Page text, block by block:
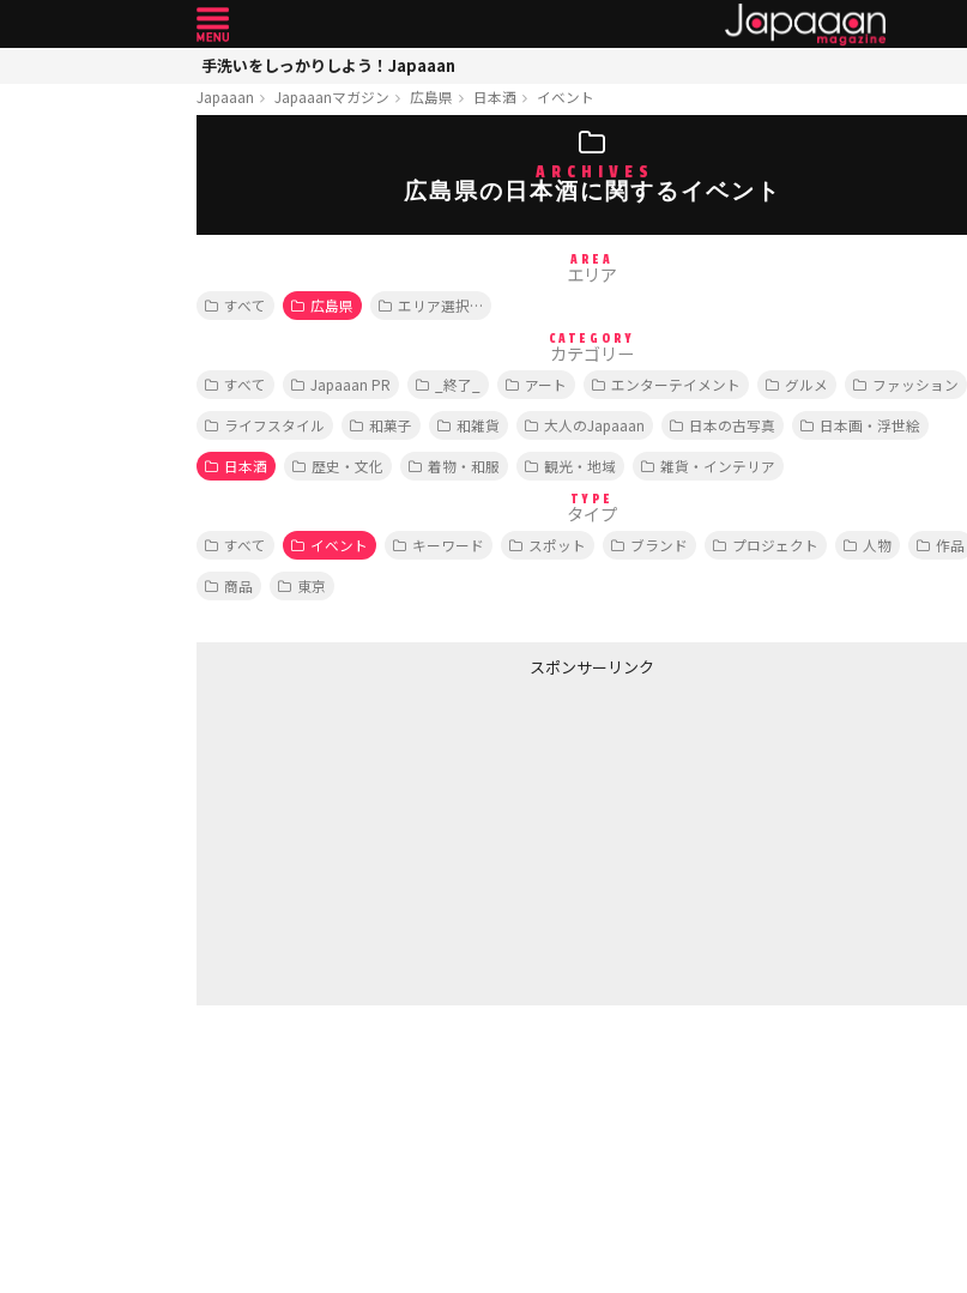
手洗いをしっかりしよう！Japaaan
Japaaan Japaaanマガジン 広島県 日本酒 イベント
ARCHIVES
広島県の日本酒に関するイベント
AREA
エリア
すべて 広島県 エリア選択…
CATEGORY
カテゴリー
すべて Japaaan PR _終了_ アート エンターテイメント グルメ
ファッション
ライフスタイル
和菓子 和雑貨 大人のJapaaan 日本の古写真
日本画・浮世絵
日本酒
歴史・文化 着物・和服 観光・地域 雑貨・インテリア
TYPE
タイプ
すべて イベント キーワード スポット ブランド プロジェクト 人物
作品
商品
東京
スポンサーリンク